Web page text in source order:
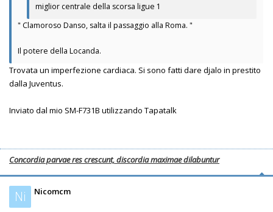
miglior centrale della scorsa ligue 1
" Clamoroso Danso, salta il passaggio alla Roma. "
Il potere della Locanda.
Trovata un imperfezione cardiaca. Si sono fatti dare djalo in prestito
dalla Juventus.
Inviato dal mio SM-F731B utilizzando Tapatalk
Concordia parvae res crescunt, discordia maximae dilabuntur
Ni Nicomcm